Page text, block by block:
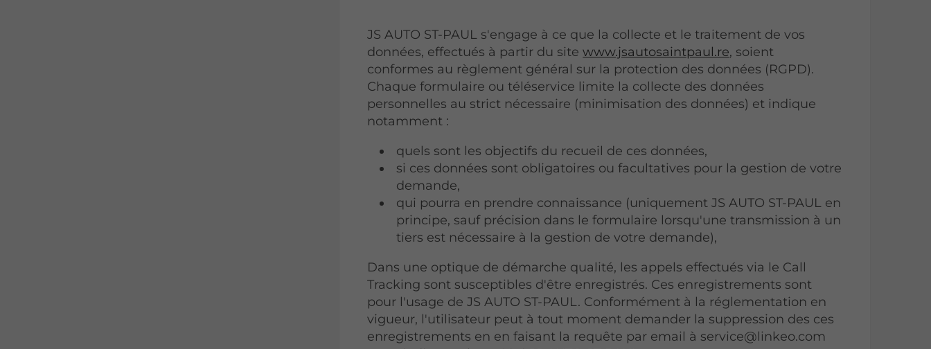
JS AUTO ST-PAUL s'engage à ce que la collecte et le traitement de vos
données, effectués à partir du sitewww.jsautosaintpaul.re, soient
conformes au règlement général sur la protection des données (RGPD).
Chaque formulaire ou téléservice limite la collecte des données
personnelles au strict nécessaire (minimisation des données) et indique
notamment :
quels sont les objectifs du recueil de ces données,
si ces données sont obligatoires ou facultatives pour la gestion de votre
demande,
qui pourra en prendre connaissance (uniquement JS AUTO ST-PAUL en
principe, sauf précision dans le formulaire lorsqu'une transmission à un
tiers est nécessaire à la gestion de votre demande),
Dans une optique de démarche qualité, les appels effectués via le Call
Tracking sont susceptibles d'être enregistrés. Ces enregistrements sont
pour l'usage de JS AUTO ST-PAUL. Conformément à la réglementation en
vigueur, l'utilisateur peut à tout moment demander la suppression des ces
enregistrements en en faisant la requête par email à service@linkeo.com